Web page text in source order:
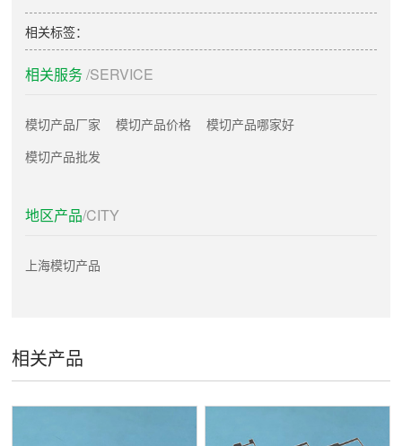
相关标签：
相关服务/SERVICE
模切产品厂家 模切产品价格
模切产品哪家好
模切产品批发
地区产品/CITY
上海模切产品
相关产品